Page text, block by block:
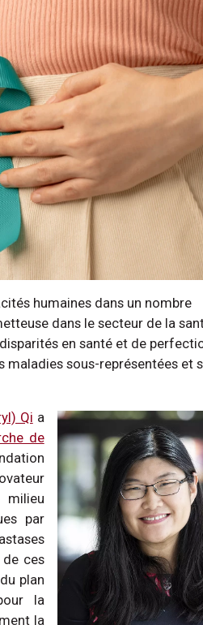
humaines dans un nombre
dans le secteur de la
en santé et de
sous-représentées et
Qi a
de
milieu
par
de ces
plan
la
la